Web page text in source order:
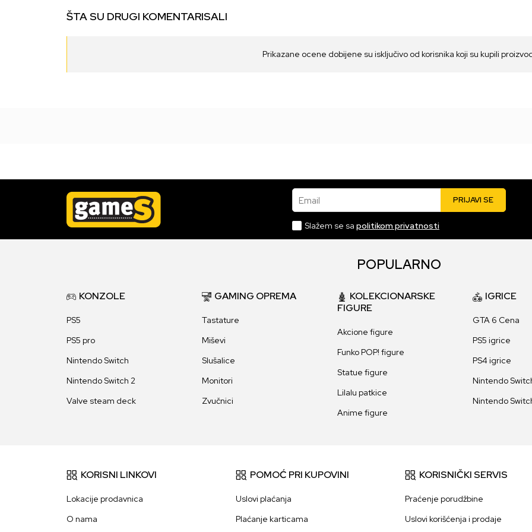
ŠTA SU DRUGI KOMENTARISALI
Prikazane ocene dobijene su isključivo od korisnika koji su kupili
Email PRIJAVI SE
Slažem se sa politikom privatnosti
POPULARNO
KONZOLE
PS5
PS5 pro
Nintendo Switch
Nintendo Switch 2
Valve steam deck
GAMING OPREMA
Tastature
Miševi
Slušalice
Monitori
Zvučnici
KOLEKCIONARSKE
FIGURE
Akcione figure
Funko POP! figure
Statue figure
Lilalu patkice
Anime figure
IGRICE
GTA 6 Cena
PS5 igrice
PS4 igrice
Nintendo
Nintendo
KORISNI LINKOVI
Lokacije prodavnica
O nama
POMOĆ PRI KUPOVINI
Uslovi plaćanja
Plaćanje karticama
KORISNIČKI SERVIS
Praćenje porudžbine
Uslovi korišćenja i prodaje